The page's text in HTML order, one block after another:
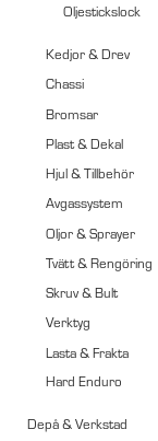
Oljestickslock
Kedjor & Drev
Chassi
Bromsar
Plast & Dekal
Hjul & Tillbehör
Avgassystem
Oljor & Sprayer
Tvätt & Rengöring
Skruv & Bult
Verktyg
Lasta & Frakta
Hard Enduro
Depå & Verkstad